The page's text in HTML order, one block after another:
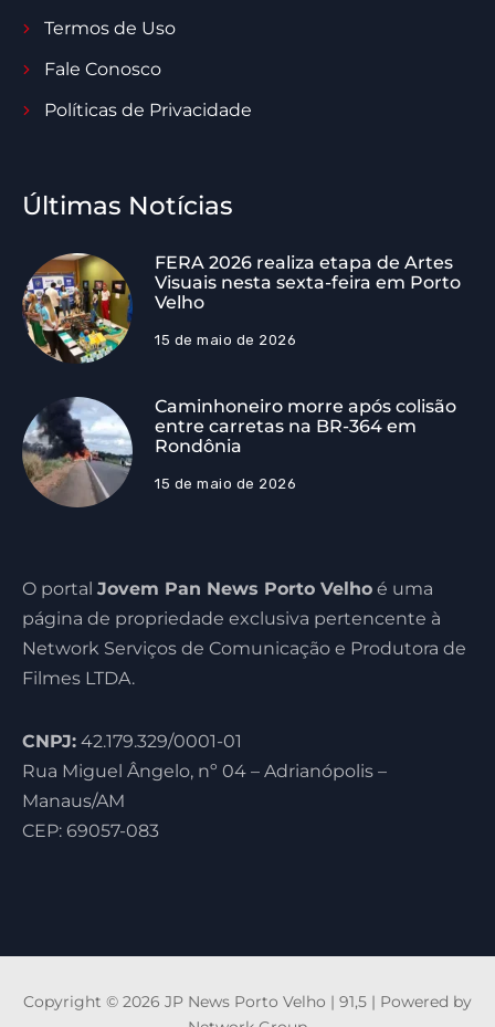
Termos de Uso
Fale Conosco
Políticas de Privacidade
Últimas Notícias
FERA 2026 realiza etapa de Artes
Visuais nesta sexta-feira em Porto
Velho
15 de maio de 2026
Caminhoneiro morre após colisão
entre carretas na BR-364 em
Rondônia
15 de maio de 2026
O portal Jovem Pan News Porto Velho é uma
página de propriedade exclusiva pertencente à
Network Serviços de Comunicação e Produtora de
Filmes LTDA.
CNPJ: 42.179.329/0001-01
Rua Miguel Ângelo, nº 04 – Adrianópolis –
Manaus/AM
CEP: 69057-083
Copyright © 2026 JP News Porto Velho | 91,5 | Powered by